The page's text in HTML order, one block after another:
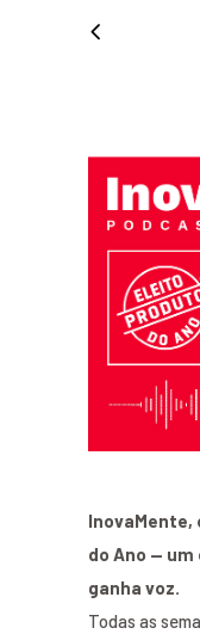
InovaMente,
do Ano —
ganha voz.
Todas as